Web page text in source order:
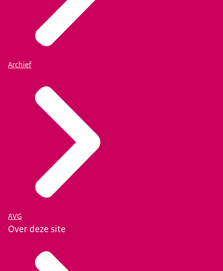
Archief
AVG
Over deze site